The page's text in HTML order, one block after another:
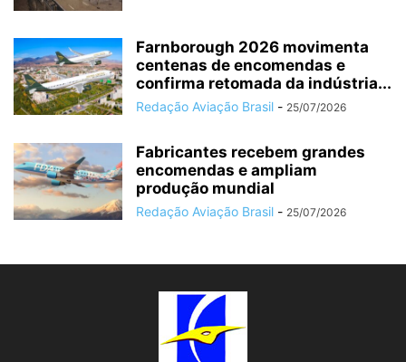
Farnborough 2026 movimenta
centenas de encomendas e
confirma retomada da indústria...
Redação Aviação Brasil - 25/07/2026
Fabricantes recebem grandes
encomendas e ampliam
produção mundial
Redação Aviação Brasil - 25/07/2026